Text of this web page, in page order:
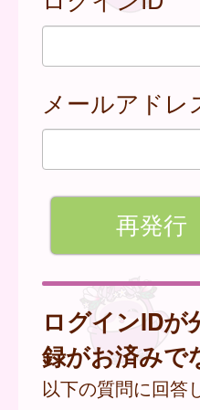
メールアドレ
ログインID
録がお済みで
以下の質問に回答